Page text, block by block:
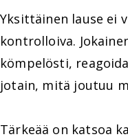
Yksittäinen lause ei
kontrolloiva.
kömpelösti,
jotain, mitä joutuu
Tärkeää on katsoa